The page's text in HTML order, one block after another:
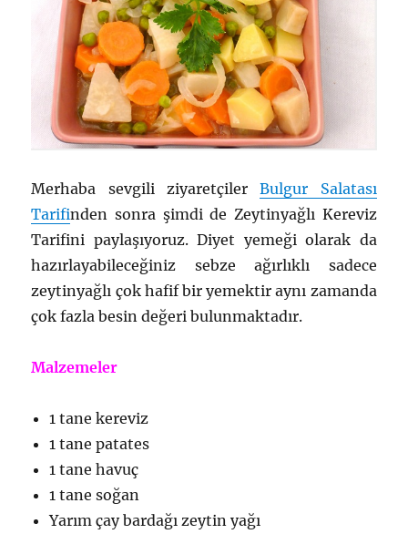
Merhaba sevgili ziyaretçilerBulgur Salatası
Tarifinden sonra şimdi de Zeytinyağlı Kereviz
Tarifini paylaşıyoruz. Diyet yemeği olarak da
hazırlayabileceğiniz sebze ağırlıklı sadece
zeytinyağlı çok hafif bir yemektir aynı zamanda
çok fazla besin değeri bulunmaktadır.
Malzemeler
1 tane kereviz
1 tane patates
1 tane havuç
1 tane soğan
Yarım çay bardağı zeytin yağı